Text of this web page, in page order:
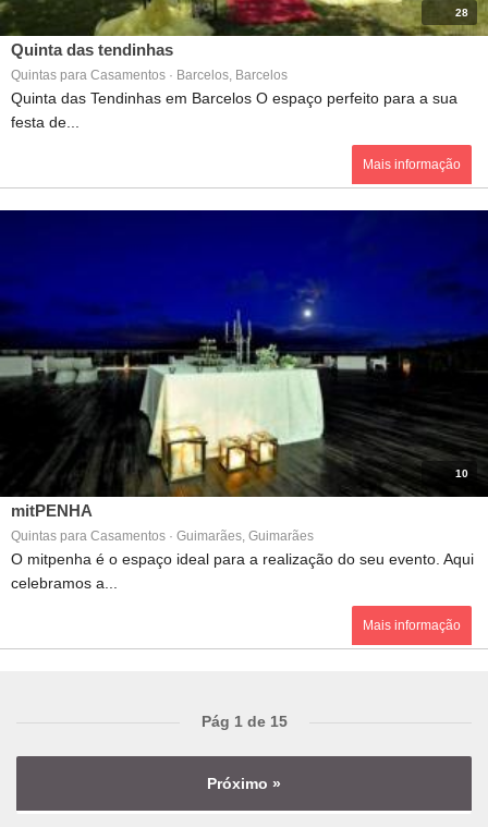
28
Quinta das tendinhas
Quintas para Casamentos · Barcelos, Barcelos
Quinta das Tendinhas em Barcelos O espaço perfeito para a sua
festa de...
Mais informação
10
mitPENHA
Quintas para Casamentos · Guimarães, Guimarães
O mitpenha é o espaço ideal para a realização do seu evento. Aqui
celebramos a...
Mais informação
Pág 1 de 15
Próximo »